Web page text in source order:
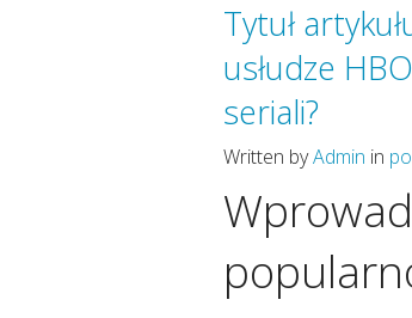
Tytuł
usłudze
seriali?
Written byAdmin in